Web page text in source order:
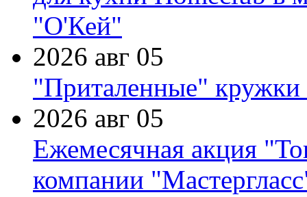
"О'Кей"
2026 авг 05
"Приталенные" кружки
2026 авг 05
Ежемесячная акция
компании